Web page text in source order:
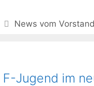
Kategorien
News vom Vorstand
F-Jugend im